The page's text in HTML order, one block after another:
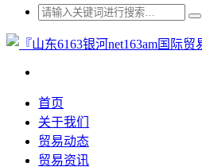
首页
关于我们
贸易动态
贸易资讯